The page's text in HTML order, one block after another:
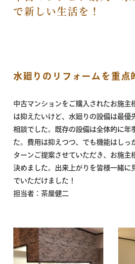
で新しい生活を！
水廻りのリフォームを重点
中古マンションをご購入されたお施主
は抑えたいけど、水廻りの設備は最優
相談でした。既存の設備は全体的に年
た。費用は抑えつつ、でも機能はしっ
ターンご提案させていただき、お施主
決めました。出来上がりを皆様一緒に
でいただけました！
担当者：茶屋健二